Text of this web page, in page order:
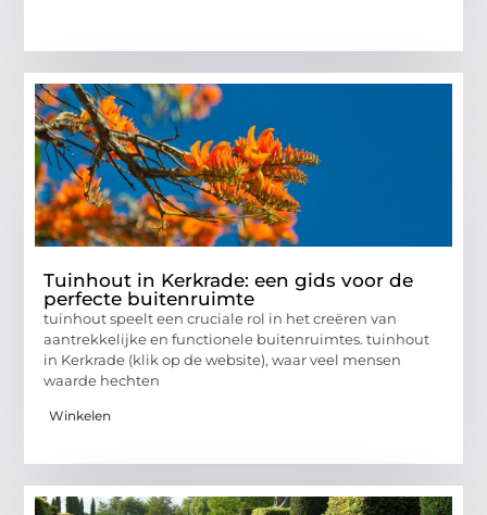
Tuinhout in Kerkrade: een gids voor de
perfecte buitenruimte
tuinhout speelt een cruciale rol in het creëren van
aantrekkelijke en functionele buitenruimtes. tuinhout
in Kerkrade (klik op de website), waar veel mensen
waarde hechten
Winkelen